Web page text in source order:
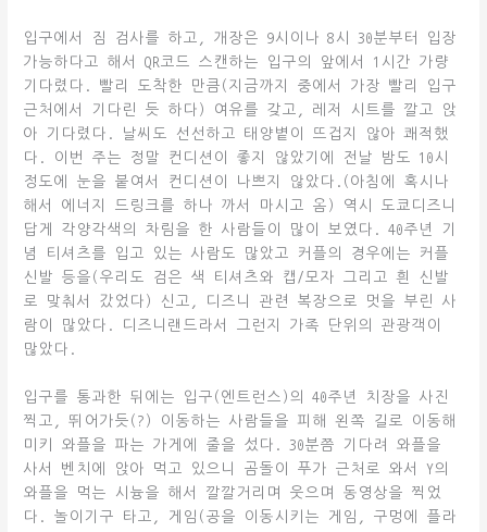
입구에서 짐 검사를 하고, 개장은 9시이나 8시 30분부터 입장
가능하다고 해서 QR코드 스캔하는 입구의 앞에서 1시간 가량
기다렸다. 빨리 도착한 만큼(지금까지 중에서 가장 빨리 입구
근처에서 기다린 듯 하다) 여유를 갖고, 레저 시트를 깔고 앉
아 기다렸다. 날씨도 선선하고 태양볕이 뜨겁지 않아 쾌적했
다. 이번 주는 정말 컨디션이 좋지 않았기에 전날 밤도 10시
정도에 눈을 붙여서 컨디션이 나쁘지 않았다.(아침에 혹시나
해서 에너지 드링크를 하나 까서 마시고 옴) 역시 도쿄디즈니
답게 각양각색의 차림을 한 사람들이 많이 보였다. 40주년 기
념 티셔츠를 입고 있는 사람도 많았고 커플의 경우에는 커플
신발 등을(우리도 검은 색 티셔츠와 캡/모자 그리고 흰 신발
로 맞춰서 갔었다) 신고, 디즈니 관련 복장으로 멋을 부린 사
람이 많았다. 디즈니랜드라서 그런지 가족 단위의 관광객이
많았다.
입구를 통과한 뒤에는 입구(엔트런스)의 40주년 치장을 사진
찍고, 뛰어가듯(?) 이동하는 사람들을 피해 왼쪽 길로 이동해
미키 와플을 파는 가게에 줄을 섰다. 30분쯤 기다려 와플을
사서 벤치에 앉아 먹고 있으니 곰돌이 푸가 근처로 와서 Y의
와플을 먹는 시늉을 해서 깔깔거리며 웃으며 동영상을 찍었
다. 놀이기구 타고, 게임(공을 이동시키는 게임, 구멍에 플라